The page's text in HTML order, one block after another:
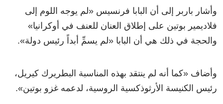
وأشار باربر إلى أن البابا فرنسيس «لم يوجه اللوم إلى
فلاديمير بوتين على إطلاق العنان للعنف في أوكرانيا»
والحجة في ذلك هي أن البابا «لم يسمِّ أبداً رئيس دولة»
.
وأضاف «كما أنه لم ينتقد بهذه المناسبة البطريرك كيريل،
رئيس الكنيسة الأرثوذكسية الروسية، لدعمه غزو بوتين»
.